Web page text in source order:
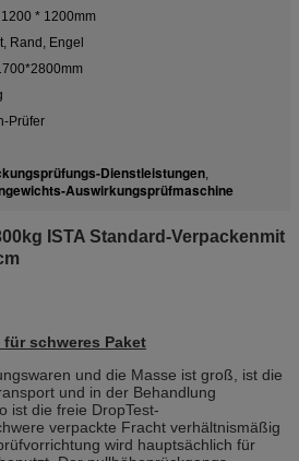
* 1200mm
Rand, Engel
Prüfer
Dienstleistungen,
Auswirkungsprüfmaschine
ISTA Standard-Verpackenmit
schweres Paket
und die Masse ist groß, ist die
und in der Behandlung
ist die freie DropTest-
verpackte Fracht verhältnismäßig
wird hauptsächlich für